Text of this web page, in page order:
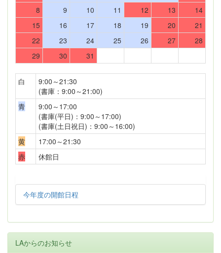
8
9 10 11 12 13
14
15
16 17 18 19 20
21
22
23 24 25 26 27
28
29
30 31
白
9:00～21:30
(書庫：9:00～21:00)
青
9:00～17:00
(書庫(平日)：9:00～17:00)
(書庫(土日祝日)：9:00～16:00)
黄
17:00～21:30
赤
休館日
今年度の開館日程
LAからのお知らせ